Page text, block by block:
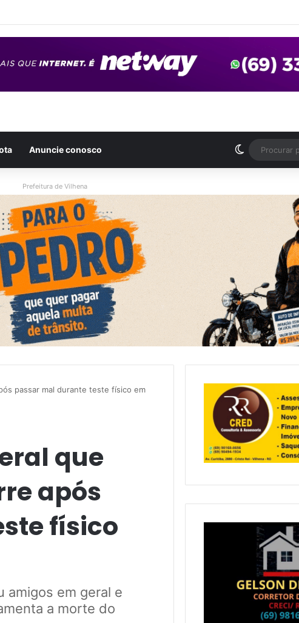
porção de maconha a garoto de 14 anos em praça de Vilhena
Anuncie conosco Switch skin
Prefeitura de Vilhena
passar mal durante teste físico em
que
após
físico
amigos em geral e
a morte do